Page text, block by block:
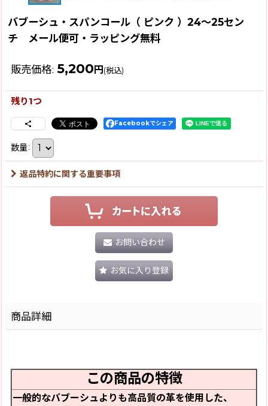
バブーシュ・スパンコール（ ピンク ）24〜25セン
チ メール便可・ラッピング無料
販売価格: 5,200円(税込)
残り1つ
Facebookでシェア
数量:
返品特約に関する重要事項
お問い合わせ
お気に入り登録
商品詳細
この商品の特徴
一般的なバブーシュよりも高品質の革を使用した、